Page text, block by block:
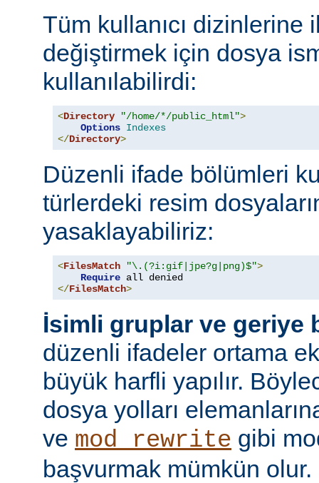
Tüm kullanıcı dizinlerine
değiştirmek için dosya
kullanılabilirdi:
<Directory "/home/*/public_html">
Options Indexes
</Directory>
Düzenli ifade bölümleri
türlerdeki resim
yasaklayabiliriz:
<FilesMatch "\.(?i:gif|jpe?g|png)$">
Require
</FilesMatch>
İsimli gruplar ve geriye
düzenli ifadeler ortama
büyük harfli yapılır.
dosya yolları
ve mod_rewrite gibi
başvurmak mümkün olur.